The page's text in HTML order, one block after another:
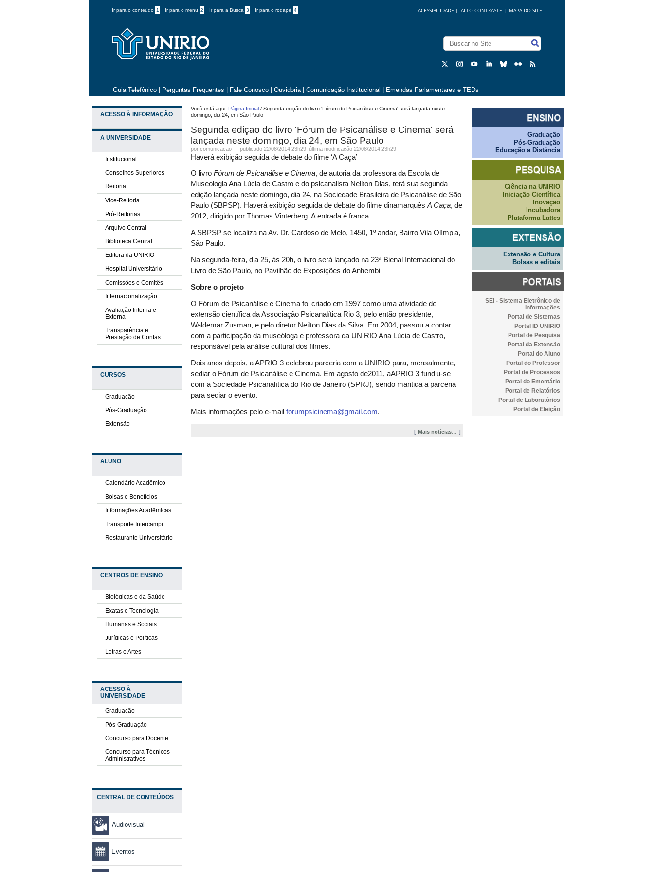
Ir para o conteúdo 1 Ir para o menu 2 Ir para a Busca 3 Ir para o rodapé 4 MAPA DO SITE
ALTO CONTRASTE |
ACESSIBILIDADE |
Guia Telefônico Perguntas Frequentes Fale Conosco Ouvidoria Comunicação Institucional Emendas Parlamentares e TEDs
ACESSO À INFORMAÇÃO
A UNIVERSIDADE
Institucional
Conselhos Superiores
Reitoria
Vice-Reitoria
Pró-Reitorias
Arquivo Central
Biblioteca Central
Editora da UNIRIO
Hospital Universitário
Comissões e Comitês
Internacionalização
Avaliação Interna e
Externa
Transparência e
Prestação de Contas
CURSOS
Graduação
Pós-Graduação
Extensão
ALUNO
Calendário Acadêmico
Bolsas e Benefícios
Informações Acadêmicas
Transporte Intercampi
Restaurante Universitário
CENTROS DE ENSINO
Biológicas e da Saúde
Exatas e Tecnologia
Humanas e Sociais
Jurídicas e Políticas
Letras e Artes
ACESSO À
UNIVERSIDADE
Graduação
Pós-Graduação
Concurso para Docente
Concurso para Técnicos-
Administrativos
CENTRAL DE CONTEÚDOS
Audiovisual
Eventos
Você está aqui: Página Inicial /Segunda edição do livro 'Fórum de Psicanálise e Cinema' será lançada neste
domingo, dia 24, em São Paulo
Segunda edição do livro 'Fórum de Psicanálise e Cinema' será
lançada neste domingo, dia 24, em São Paulo
por comunicacao —publicado 22/08/2014 23h29,última modificação 22/08/2014 23h29
Haverá exibição seguida de debate do filme ‘A Caça’
O livroFórum de Psicanálise e Cinema, de autoria da professora da Escola de
Museologia Ana Lúcia de Castro e do psicanalista Neilton Dias, terá sua segunda
edição lançada neste domingo, dia 24, na Sociedade Brasileira de Psicanálise de São
Paulo (SBPSP). Haverá exibição seguida de debate do filme dinamarquêsA Caça, de
2012, dirigido por Thomas Vinterberg. A entrada é franca.
A SBPSP se localiza na Av. Dr. Cardoso de Melo, 1450, 1º andar, Bairro Vila Olímpia,
São Paulo.
Na segunda-feira, dia 25, às 20h, o livro será lançado na 23ª Bienal Internacional do
Livro de São Paulo, no Pavilhão de Exposições do Anhembi.
Sobre o projeto
O Fórum de Psicanálise e Cinema foi criado em 1997 como uma atividade de
extensão científica da Associação Psicanalítica Rio 3, pelo então presidente,
Waldemar Zusman, e pelo diretor Neilton Dias da Silva. Em 2004, passou a contar
com a participação da museóloga e professora da UNIRIO Ana Lúcia de Castro,
responsável pela análise cultural dos filmes.
Dois anos depois, a APRIO 3 celebrou parceria com a UNIRIO para, mensalmente,
sediar o Fórum de Psicanálise e Cinema. Em agosto de2011, aAPRIO 3 fundiu-se
com a Sociedade Psicanalítica do Rio de Janeiro (SPRJ), sendo mantida a parceria
para sediar o evento.
Mais informações pelo e-mailforumpsicinema@gmail.com.
Mais notícias…
Graduação
Pós-Graduação
Educação a Distância
Ciência na UNIRIO
Iniciação Científica
Inovação
Incubadora
Plataforma Lattes
Extensão e Cultura
Bolsas e editais
SEI - Sistema Eletrônico de
Informações
Portal de Sistemas
Portal ID UNIRIO
Portal de Pesquisa
Portal da Extensão
Portal do Aluno
Portal do Professor
Portal de Processos
Portal do Ementário
Portal de Relatórios
Portal de Laboratórios
Portal de Eleição